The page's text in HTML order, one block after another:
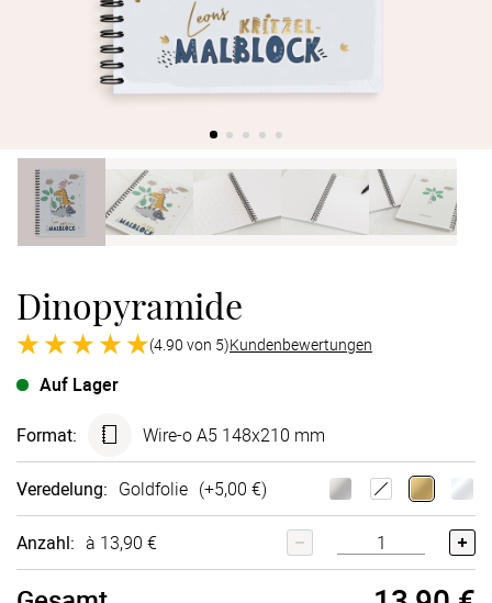
Dinopyramide
(4.90 von 5)Kundenbewertungen
Auf Lager
Format: Wire-o A5 148x210 mm
Veredelung: Goldfolie (+5,00 €)
Anzahl: à 13,90 €